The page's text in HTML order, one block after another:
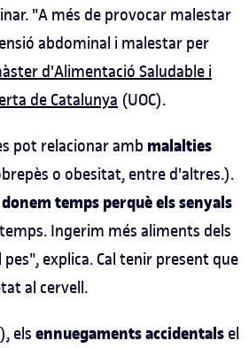
"A més de provocar malestar
abdominal i malestar per
d'Alimentació Saludable i
de Catalunya (UOC).
pot relacionar amb malalties
o obesitat, entre d'altres.).
temps perquè elssenyals
Ingerim més aliments dels
explica. Cal tenir present que
al cervell.
els ennuegaments accidentals el